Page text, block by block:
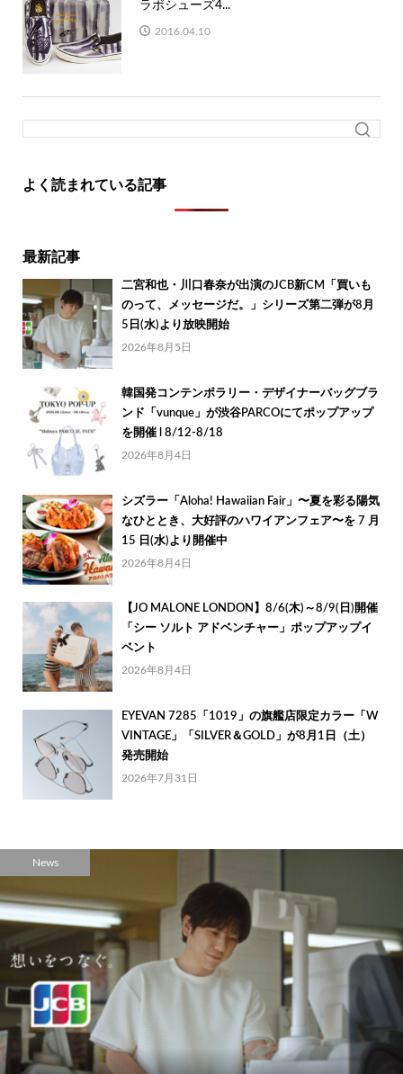
ラボシューズ4...
2016.04.10
よく読まれている記事
最新記事
二宮和也・川口春奈が出演のJCB新CM「買いも
のって、メッセージだ。」シリーズ第二弾が8月
5日(水)より放映開始
2026年8月5日
韓国発コンテンポラリー・デザイナーバッグブラ
ンド「vunque」が渋谷PARCOにてポップアップ
を開催 l 8/12-8/18
2026年8月4日
シズラー「Aloha! Hawaiian Fair」〜夏を彩る陽気
なひととき、大好評のハワイアンフェア〜を 7 月
15 日(水)より開催中
2026年8月4日
【JO MALONE LONDON】8/6(木)～8/9(日)開催
「シー ソルト アドベンチャー」ポップアップイ
ベント
2026年8月4日
EYEVAN 7285「1019」の旗艦店限定カラー「W
VINTAGE」「SILVER＆GOLD」が8月1日（土）
発売開始
2026年7月31日
News